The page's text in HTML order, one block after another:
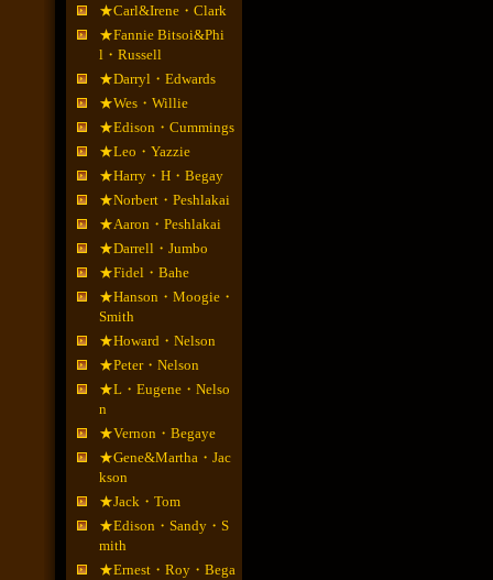
★Carl&Irene・Clark
★Fannie Bitsoi&Phi
l・Russell
★Darryl・Edwards
★Wes・Willie
★Edison・Cummings
★Leo・Yazzie
★Harry・H・Begay
★Norbert・Peshlakai
★Aaron・Peshlakai
★Darrell・Jumbo
★Fidel・Bahe
★Hanson・Moogie・
Smith
★Howard・Nelson
★Peter・Nelson
★L・Eugene・Nelso
n
★Vernon・Begaye
★Gene&Martha・Jac
kson
★Jack・Tom
★Edison・Sandy・S
mith
★Ernest・Roy・Bega